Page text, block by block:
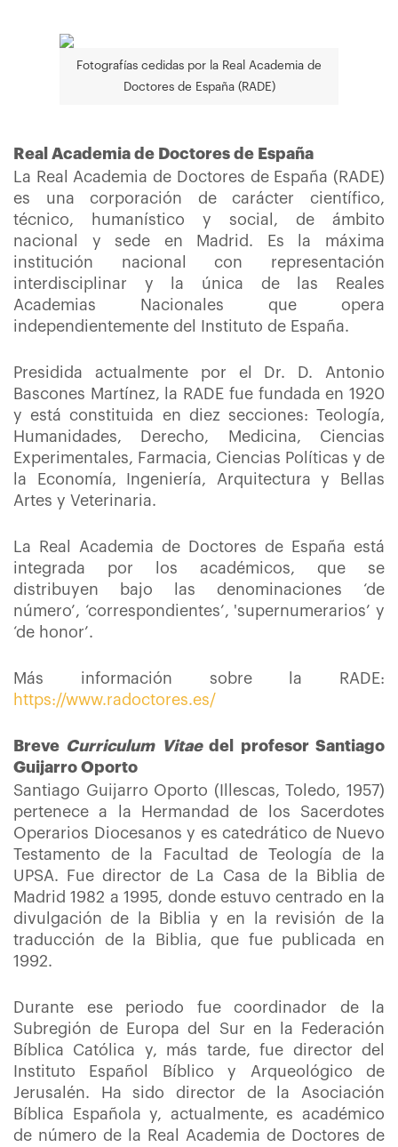
Fotografías cedidas por la Real Academia de
Doctores de España (RADE)
Real Academia de Doctores de España
La Real Academia de Doctores de España (RADE)
es una corporación de carácter científico,
técnico, humanístico y social, de ámbito
nacional y sede en Madrid. Es la máxima
institución nacional con representación
interdisciplinar y la única de las Reales
Academias Nacionales que opera
independientemente del Instituto de España.
Presidida actualmente por el Dr. D. Antonio
Bascones Martínez, la RADE fue fundada en 1920
y está constituida en diez secciones: Teología,
Humanidades, Derecho, Medicina, Ciencias
Experimentales, Farmacia, Ciencias Políticas y de
la Economía, Ingeniería, Arquitectura y Bellas
Artes y Veterinaria.
La Real Academia de Doctores de España está
integrada por los académicos, que se
distribuyen bajo las denominaciones ‘de
número’, ‘correspondientes’, 'supernumerarios’ y
‘de honor’.
Más información sobre la RADE:
https://www.radoctores.es/
Breve Curriculum Vitaedel profesor Santiago
Guijarro Oporto
Santiago Guijarro Oporto (Illescas, Toledo, 1957)
pertenece a la Hermandad de los Sacerdotes
Operarios Diocesanos y es catedrático de Nuevo
Testamento de la Facultad de Teología de la
UPSA. Fue director de La Casa de la Biblia de
Madrid 1982 a 1995, donde estuvo centrado en la
divulgación de la Biblia y en la revisión de la
traducción de la Biblia, que fue publicada en
1992.
Durante ese periodo fue coordinador de la
Subregión de Europa del Sur en la Federación
Bíblica Católica y, más tarde, fue director del
Instituto Español Bíblico y Arqueológico de
Jerusalén. Ha sido director de la Asociación
Bíblica Española y, actualmente, es académico
de número de la Real Academia de Doctores de